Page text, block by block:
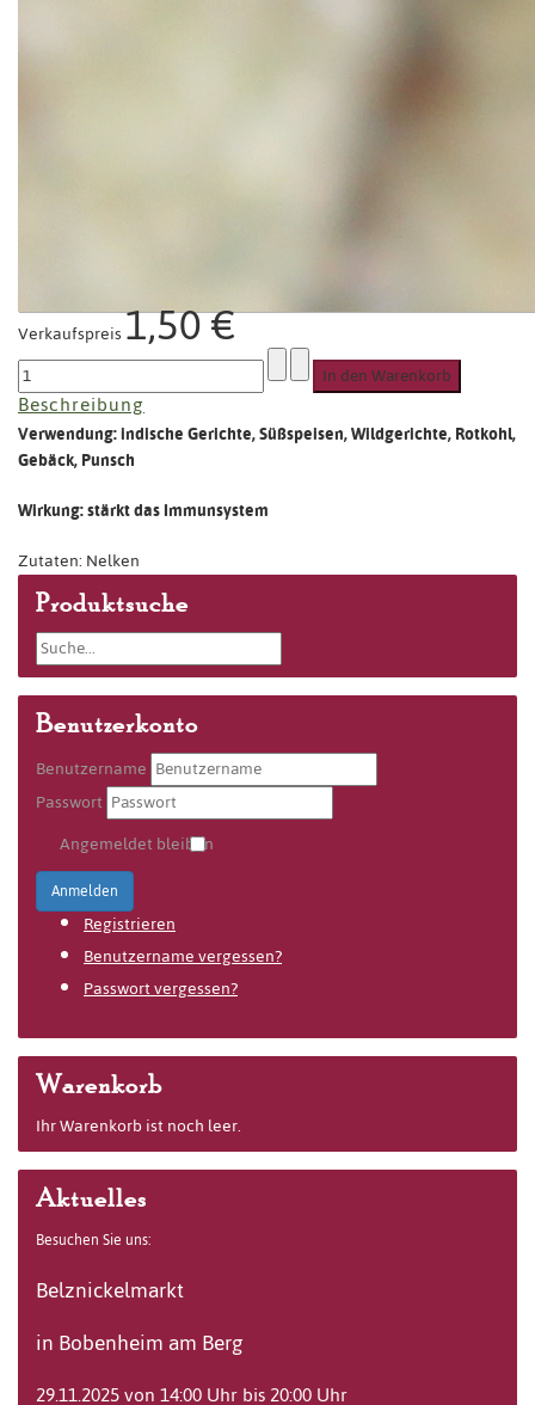
Verkaufspreis1,50 €
Beschreibung
Verwendung: indische Gerichte, Süßspeisen, Wildgerichte, Rotkohl,
Gebäck, Punsch
Wirkung: stärkt das Immunsystem
Zutaten: Nelken
Produktsuche
Benutzerkonto
Benutzername
Passwort
Angemeldet bleiben
Anmelden
Registrieren
Benutzername vergessen?
Passwort vergessen?
Warenkorb
Ihr Warenkorb ist noch leer.
Aktuelles
Besuchen Sie uns:
Belznickelmarkt
in Bobenheim am Berg
29.11.2025 von 14:00 Uhr bis 20:00 Uhr